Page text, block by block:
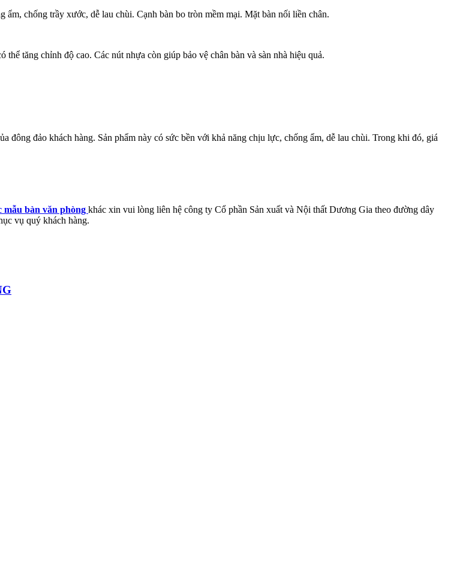
chống trầy xước, dễ lau chùi. Cạnh bàn bo tròn mềm mại. Mặt bàn nối liền chân.
tăng chỉnh độ cao. Các nút nhựa còn giúp bảo vệ chân bàn và sàn nhà hiệu quả.
đảo khách hàng. Sản phẩm này có sức bền với khả năng chịu lực, chống ẩm, dễ lau chùi. Trong khi đó, giá
mẫu bàn văn phòng khác xin vui lòng liên hệ công ty Cổ phần Sản xuất và Nội thất Dương Gia theo đường dây
vụ quý khách hàng.